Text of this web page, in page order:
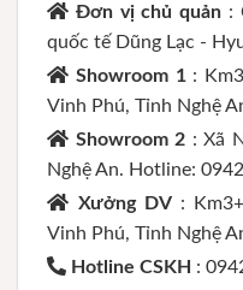
Đơn vị chủ quản :
quốc tế Dũng Lạc -
Showroom 1 :
Vinh Phú, Tỉnh Nghệ
Showroom 2 : Xã
Nghệ An. Hotline:
Xưởng DV :
Vinh Phú, Tỉnh Nghệ
Hotline CSKH :